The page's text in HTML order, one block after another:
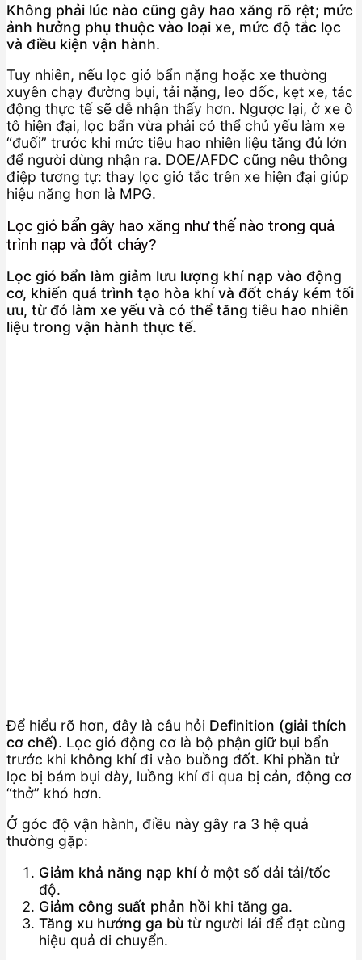
Không phải lúc nào cũng gây hao xăng rõ rệt; mức
ảnh hưởng phụ thuộc vào loại xe, mức độ tắc lọc
và điều kiện vận hành.
Tuy nhiên, nếu lọc gió bẩn nặng hoặc xe thường
xuyên chạy đường bụi, tải nặng, leo dốc, kẹt xe, tác
động thực tế sẽ dễ nhận thấy hơn. Ngược lại, ở xe ô
tô hiện đại, lọc bẩn vừa phải có thể chủ yếu làm xe
“đuối” trước khi mức tiêu hao nhiên liệu tăng đủ lớn
để người dùng nhận ra. DOE/AFDC cũng nêu thông
điệp tương tự: thay lọc gió tắc trên xe hiện đại giúp
hiệu năng hơn là MPG.
Lọc gió bẩn gây hao xăng như thế nào trong quá
trình nạp và đốt cháy?
Lọc gió bẩn làm giảm lưu lượng khí nạp vào động
cơ, khiến quá trình tạo hòa khí và đốt cháy kém tối
ưu, từ đó làm xe yếu và có thể tăng tiêu hao nhiên
liệu trong vận hành thực tế.
Để hiểu rõ hơn, đây là câu hỏi Definition (giải thích
cơ chế). Lọc gió động cơ là bộ phận giữ bụi bẩn
trước khi không khí đi vào buồng đốt. Khi phần tử
lọc bị bám bụi dày, luồng khí đi qua bị cản, động cơ
“thở” khó hơn.
Ở góc độ vận hành, điều này gây ra 3 hệ quả
thường gặp:
Giảm khả năng nạp khíở một số dải tải/tốc
độ.
Giảm công suất phản hồi khi tăng ga.
Tăng xu hướng ga bù từ người lái để đạt cùng
hiệu quả di chuyển.